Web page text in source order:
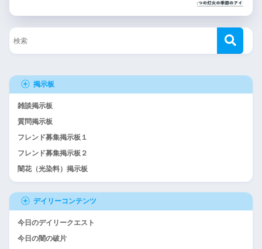
掲示板
雑談掲示板
質問掲示板
フレンド募集掲示板１
フレンド募集掲示板２
闇花（光染料）掲示板
デイリーコンテンツ
今日のデイリークエスト
今日の闇の破片